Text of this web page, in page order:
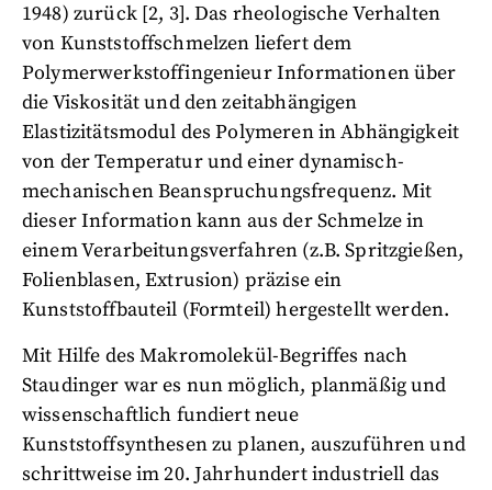
1948) zurück [2, 3]. Das rheologische Verhalten
von Kunststoffschmelzen liefert dem
Polymerwerkstoffingenieur Informationen über
die Viskosität und den zeitabhängigen
Elastizitätsmodul des Polymeren in Abhängigkeit
von der Temperatur und einer dynamisch-
mechanischen Beanspruchungsfrequenz. Mit
dieser Information kann aus der Schmelze in
einem Verarbeitungsverfahren (z.B. Spritzgießen,
Folienblasen, Extrusion) präzise ein
Kunststoffbauteil (Formteil) hergestellt werden.
Mit Hilfe des Makromolekül-Begriffes nach
Staudinger war es nun möglich, planmäßig und
wissenschaftlich fundiert neue
Kunststoffsynthesen zu planen, auszuführen und
schrittweise im 20. Jahrhundert industriell das